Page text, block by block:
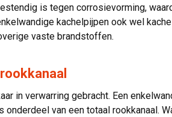
is tegen corrosievorming,
kachelpijpen ook wel
vaste brandstoffen.
in verwarring gebracht. Een
van een totaal rookkanaal.